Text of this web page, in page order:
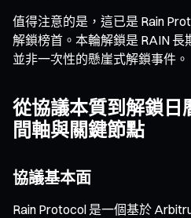
值得注意的是，這已是 Rain
解鎖榜首。本輪解鎖是 RAIN 長
並非一次性的懸崖式解鎖事件。
從協議本質到解鎖日
間軸與關鍵節點
協議基本面
Rain Protocol 是一個基於